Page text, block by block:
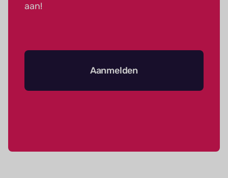
aan!
Aanmelden